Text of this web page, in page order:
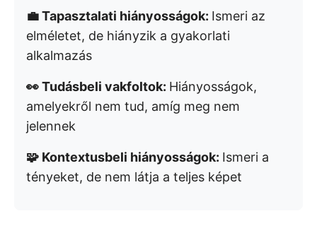
💼 Tapasztalati hiányosságok: Ismeri az
elméletet, de hiányzik a gyakorlati
alkalmazás
👀 Tudásbeli vakfoltok: Hiányosságok,
amelyekről nem tud, amíg meg nem
jelennek
🧩 Kontextusbeli hiányosságok: Ismeri a
tényeket, de nem látja a teljes képet